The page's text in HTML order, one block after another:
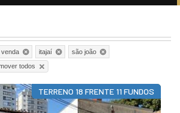
venda itajaí
são joão
todos
TERRENO 18 FRENTE 11 FUNDOS